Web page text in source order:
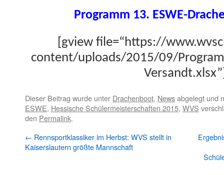
Pro­gramm 13. ESWE-
[gview file=“https://
content/uploads/2015/09/
Dieser Beitrag wurde unter Drachenboot, Newsabgelegt und
ESWE, Hessische Schülermeisterschaften 2015, WVS
den Permalink.
← Rennsportklassiker im Herbst: WVS stellt in
Kaiserslautern größte Mannschaft